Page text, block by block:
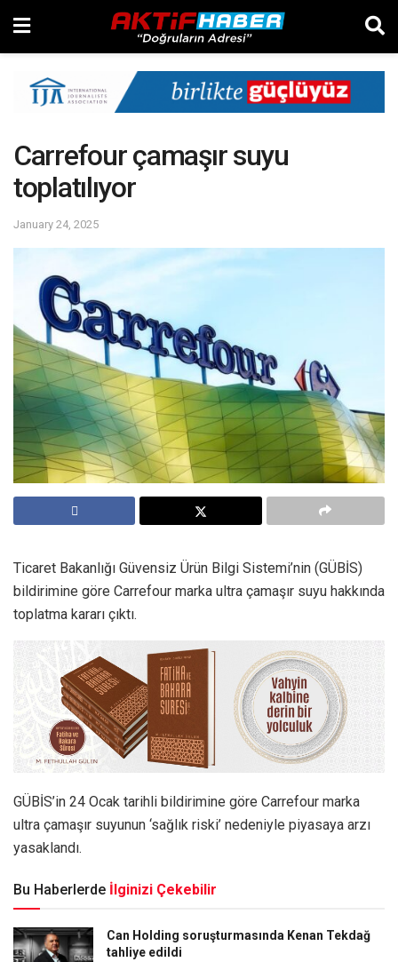
Carrefour çamaşır suyu
toplatılıyor
January 24, 2025
Ticaret Bakanlığı Güvensiz Ürün Bilgi Sistemi’nin (GÜBİS)
bildirimine göre Carrefour marka ultra çamaşır suyu hakkında
toplatma kararı çıktı.
GÜBİS’in 24 Ocak tarihli bildirimine göre Carrefour marka
ultra çamaşır suyunun ‘sağlık riski’ nedeniyle piyasaya arzı
yasaklandı.
Bu Haberlerde İlginizi Çekebilir
Can Holding soruşturmasında Kenan Tekdağ
tahliye edildi